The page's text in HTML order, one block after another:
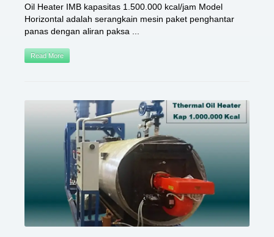
Oil Heater IMB kapasitas 1.500.000 kcal/jam Model
Horizontal adalah serangkain mesin paket penghantar
panas dengan aliran paksa ...
Read More